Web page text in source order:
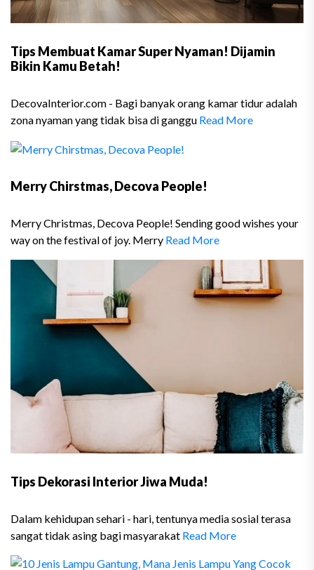
Tips Membuat Kamar Super Nyaman! Dijamin
Bikin Kamu Betah!
DecovaInterior.com - Bagi banyak orang kamar tidur adalah
zona nyaman yang tidak bisa di ganggu Read More
Merry Chirstmas, Decova People!
Merry Christmas, Decova People! Sending good wishes your
way on the festival of joy. Merry Read More
Tips Dekorasi Interior Jiwa Muda!
Dalam kehidupan sehari - hari, tentunya media sosial terasa
sangat tidak asing bagi masyarakat Read More